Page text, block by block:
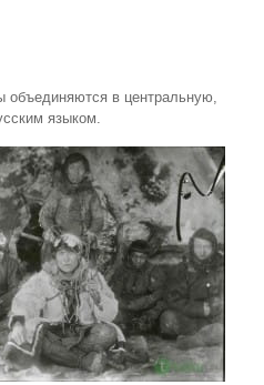
объединяются в центральную,
языком.